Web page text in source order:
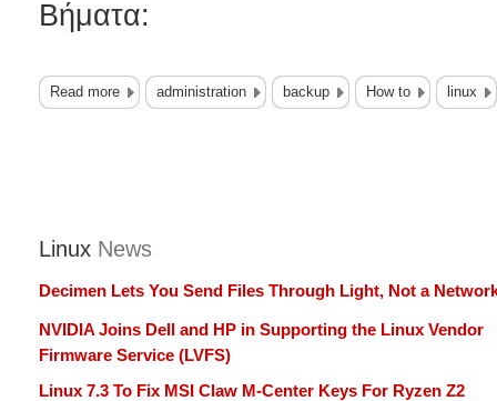
Βήματα:
Read more administration backup How to linux
Linux News
Decimen Lets You Send Files Through Light, Not a
NVIDIA Joins Dell and HP in Supporting the Linux Vendor
Firmware Service (LVFS)
Linux 7.3 To Fix MSI Claw M-Center Keys For Ryzen Z2